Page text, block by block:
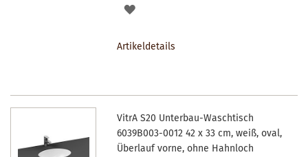
AUF
Artikeldetails
VitrA S20 Unterbau-Waschtisch
6039B003-0012 42 x 33 cm, weiß, oval,
Überlauf vorne, ohne Hahnloch